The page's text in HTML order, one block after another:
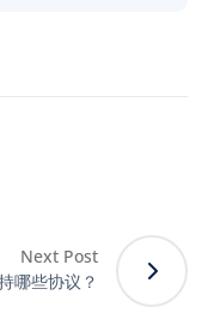
Next Post
哪些协议？